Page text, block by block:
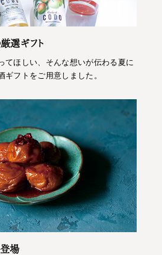
選ギフト
てほしい、そんな想いが伝わる夏に
フトをご用意しました。
登場